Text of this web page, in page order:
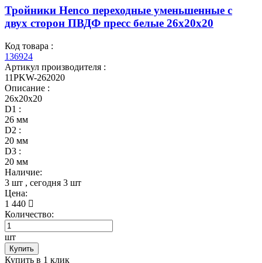
Тройники Henco переходные уменьшенные с
двух сторон ПВДФ пресс белые 26x20x20
Код товара :
136924
Артикул производителя :
11PKW-262020
Описание :
26x20x20
D1 :
26 мм
D2 :
20 мм
D3 :
20 мм
Наличие:
3 шт , сегодня 3 шт
Цена:
1 440
Количество:
шт
Купить
Купить в 1 клик